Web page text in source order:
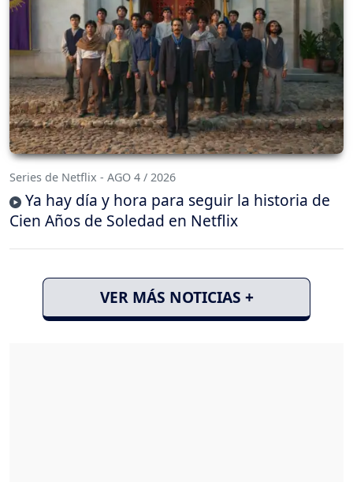
Series de Netflix - AGO 4 / 2026
Ya hay día y hora para seguir la historia de
Cien Años de Soledad en Netflix
VER MÁS NOTICIAS +